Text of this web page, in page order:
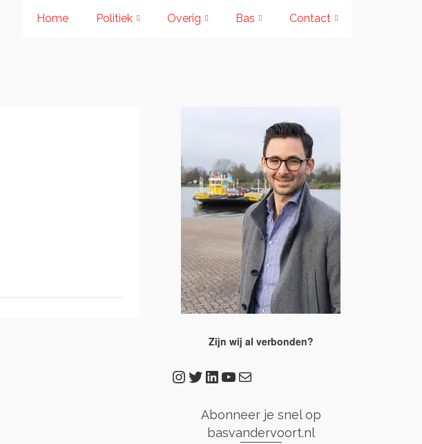
Home Politiek Overig Bas Contact
Zijn wij al verbonden?
Instagram
Twitter
LinkedIn
YouTube
E-mail
Abonneer je snel op
basvandervoort.nl